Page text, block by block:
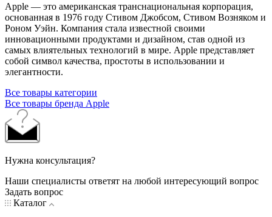
Apple — это американская транснациональная корпорация,
основанная в 1976 году Стивом Джобсом, Стивом Возняком и
Роном Уэйн. Компания стала известной своими
инновационными продуктами и дизайном, став одной из
самых влиятельных технологий в мире. Apple представляет
собой символ качества, простоты в использовании и
элегантности.
Все товары категории
Все товары бренда Apple
Нужна консультация?
Наши специалисты ответят на любой интересующий вопрос
Задать вопрос
Каталог